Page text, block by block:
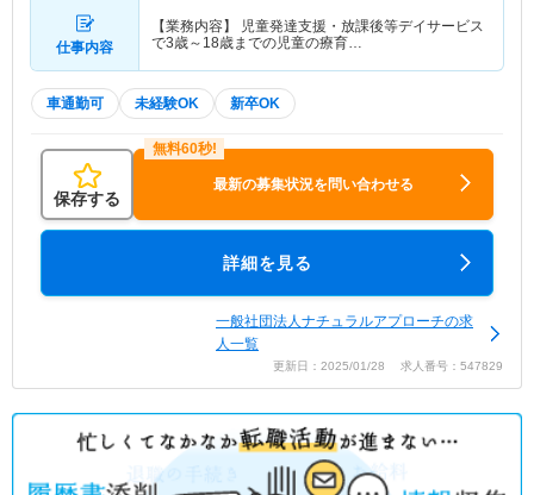
仕事内容
【業務内容】 児童発達支援・放課後等デイサービス
で3歳～18歳までの児童の療育…
車通勤可 未経験OK 新卒OK
保存する
最新の募集状況を問い合わせる
詳細を見る
一般社団法人ナチュラルアプローチの求
人一覧
更新日：2025/01/28 求人番号：547829